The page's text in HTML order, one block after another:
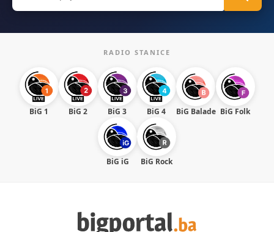
RADIO STANICE
BiG 1 BiG 2 BiG 3 BiG 4 BiG Balade BiG Folk
BiG iG BiG Rock